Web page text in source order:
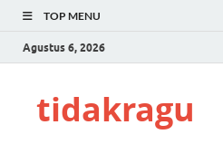
TOP MENU
Agustus 6, 2026
tidakragu